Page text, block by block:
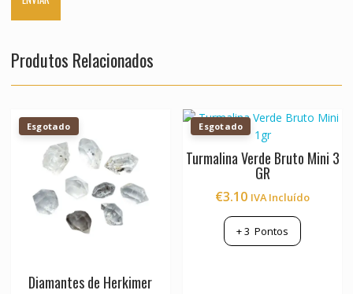
Produtos Relacionados
Esgotado
Diamantes de Herkimer
Esgotado
Turmalina Verde Bruto Mini 3
GR
€3.10 IVA Incluído
+3 Pontos